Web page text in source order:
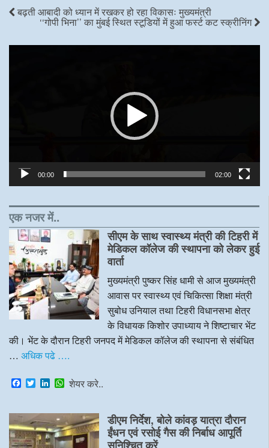
o
o
e
r
d
I
n
A
p
p
बढ़ती आबादी को ध्यान में रखकर हो रहा विकासः मुख्यमंत्री
‘‘गोपी भिना’’ का मुंबई स्थित स्टूडियों में हुआ फर्स्ट कट स्क्रीनिंग
00:00 02:00
एक नजर में..
सीएम के साथ स्वास्थ्य मंत्री की टिहरी में
मेडिकल कॉलेज की स्थापना को लेकर हुई
वार्ता
मुख्यमंत्री पुष्कर सिंह धामी से आज मुख्यमंत्री
आवास पर स्वास्थ्य एवं चिकित्सा शिक्षा मंत्री
सुबोध उनियाल तथा टिहरी विधानसभा क्षेत्र
के विधायक किशोर उपाध्याय ने शिष्टाचार भेंट
की। भेंट के दौरान टिहरी जनपद में मेडिकल कॉलेज की स्थापना से संबंधित
… अधिक पढे ….
F
a
e
b
o
o
T
w
t
t
e
r
L
k
e
d
I
W
t
s
A
p
शेयर करे..
डीएम निर्देश, बोले कांवड़ यात्रा दौरान
ईंधन एवं रसोई गैस की निर्बाध आपूर्ति
सुनिश्चित करें